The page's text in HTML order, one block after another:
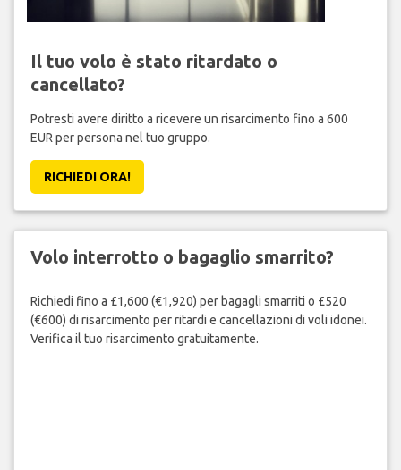
Il tuo volo è stato ritardato o
cancellato?
Potresti avere diritto a ricevere un risarcimento fino a 600
EUR per persona nel tuo gruppo.
RICHIEDI ORA!
Volo interrotto o bagaglio smarrito?
Richiedi fino a £1,600 (€1,920) per bagagli smarriti o £520
(€600) di risarcimento per ritardi e cancellazioni di voli idonei.
Verifica il tuo risarcimento gratuitamente.